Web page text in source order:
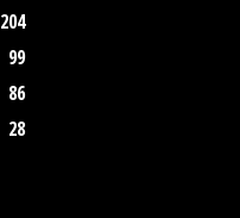
204
99
86
28